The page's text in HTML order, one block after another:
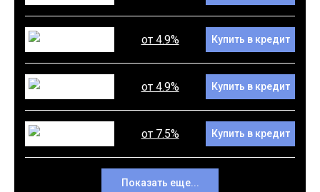
от 4.9% Купить в кредит
от 4.9% Купить в кредит
от 7.5% Купить в кредит
Показать еще...